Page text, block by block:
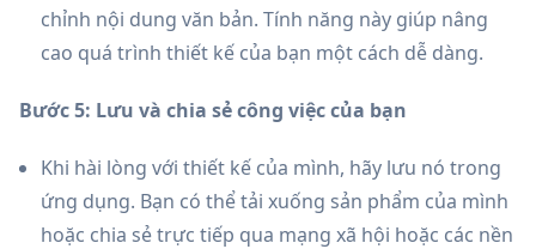
chỉnh nội dung văn bản. Tính năng này giúp nâng
cao quá trình thiết kế của bạn một cách dễ dàng.
Bước 5: Lưu và chia sẻ công việc của bạn
Khi hài lòng với thiết kế của mình, hãy lưu nó trong
ứng dụng. Bạn có thể tải xuống sản phẩm của mình
hoặc chia sẻ trực tiếp qua mạng xã hội hoặc các nền